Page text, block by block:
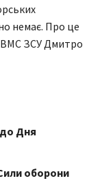
немає. Про це
ВМС ЗСУ Дмитро
Дня
оборони